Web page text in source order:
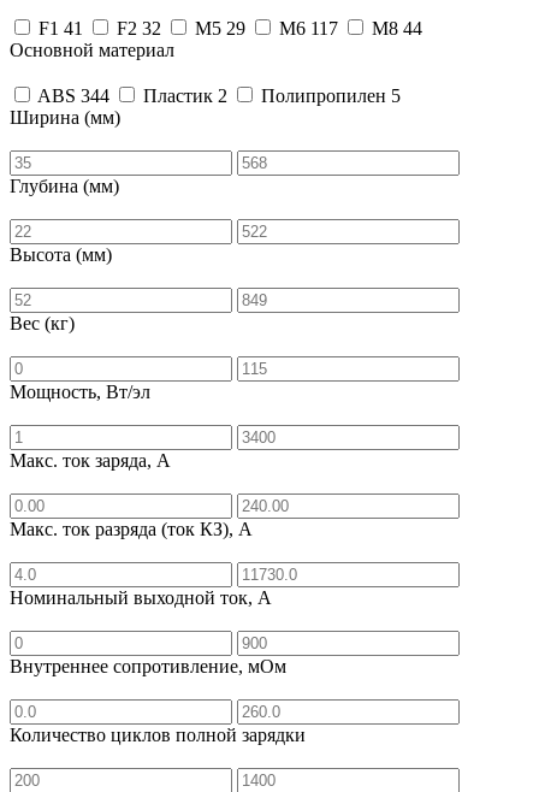
F1 41 F2 32 M5 29 M6 117 M8 44
Основной материал
ABS 344 Пластик 2 Полипропилен 5
Ширина (мм)
Глубина (мм)
Высота (мм)
Вес (кг)
Мощность, Вт/эл
Макс. ток заряда, А
Макс. ток разряда (ток КЗ), А
Номинальный выходной ток, А
Внутреннее сопротивление, мОм
Количество циклов полной зарядки